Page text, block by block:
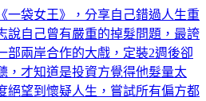
一袋女王》，分享自己錯過人生重
說自己曾有嚴重的掉髮問題，最誇
部兩岸合作的大戲，定裝2週後卻
，才知道是投資方覺得他髮量太
絕望到懷疑人生，嘗試所有偏方都